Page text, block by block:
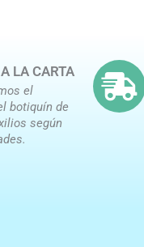
LA CARTA
el
botiquín de
según